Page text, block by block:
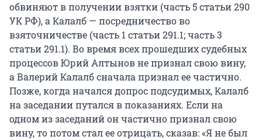
обвиняют в получении взятки (часть 5 статьи 290
УК РФ), а Калалб — посредничество во
взяточничестве (часть 1 статьи 291.1; часть 3
статьи 291.1). Во время всех прошедших судебных
процессов Юрий Алтынов не признал свою вину,
а Валерий Калалб сначала признал ее частично.
Позже, когда начался допрос подсудимых, Калалб
на заседании путался в показаниях. Если на
одном из заседаний он частично признал свою
вину, то потом стал ее отрицать, сказав: «Я не был